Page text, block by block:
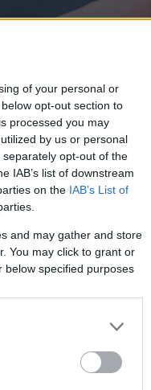
of your personal or
opt-out section to
processed you may
by us or personal
opt-out of the
IAB’s list of downstream
on the IAB’s List of
and may gather and store
You may click to grant or
below specified purposes